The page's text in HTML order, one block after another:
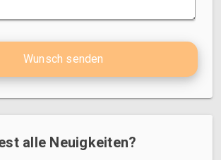
Wunsch senden
alle Neuigkeiten?